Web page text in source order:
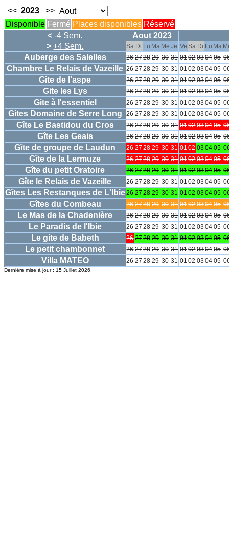
<< 2023
>>
Disponible Fermé Places disponibles Réservé
<-4 Sem.
Aout 2023
>+4 Sem. Sa Di Lu Ma Me Je Ve Sa Di Lu Ma
Auberge des Salelles 262728 29 30 31 01020304 05
Chambre Le Relais de Vazeille 262728 29 30 31 01020304 05
Gite de l'aspe 262728 29 30 31 01020304 05
Gite les Lys 262728 29 30 31 01020304 05
Gite à l'essentiel 262728 29 30 31 01020304 05
Gites Domaine de Serre Long 262728 29 30 31 01020304 05
Gîte Le Bastidou du Cros 262728 29 30 31 01020304 05
Gîte Les Geais 262728 29 30 31 01020304 05
Gîte de groupe de Laudun 262728 29 30 31 01020304 05
Gîte de la Lermuze 262728 29 30 31 01020304 05
Gîte du petit Oratoire 262728 29 30 31 01020304 05
Gîte le Relais de Vazeille 262728 29 30 31 01020304 05
Gîtes Les Restanques de L'Ibie262728 29 30 31 01020304 05
Gîtes du Combeau 262728 29 30 31 01020304 05
Le Mas de la Chadenière 262728 29 30 31 01020304 05
Le Paradis de l'Ibie 262728 29 30 31 01020304 05
Le gite de Babeth 262728 29 30 31 01020304 05
Le petit chambonnet 262728 29 30 31 01020304 05
Villa MATEO 262728 29 30 31 01020304 05
Dernière mise à jour : 15 Juillet 2026